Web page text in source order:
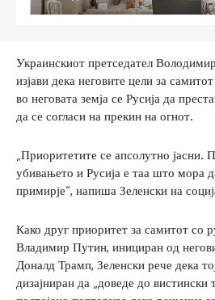
Украинскиот претседател
изјави дека неговите цели за
во неговата земја се Русија да
да се согласи на прекин на огнот.
„Приоритетите се апсолутно јасни.
убивањето и Русија е таа што мора
примирје“, напиша Зеленски на
Како друг приоритет за самитот со
Владимир Путин, инициран од
Доналд Трамп, Зеленски рече дека
дизајниран да „доведе до